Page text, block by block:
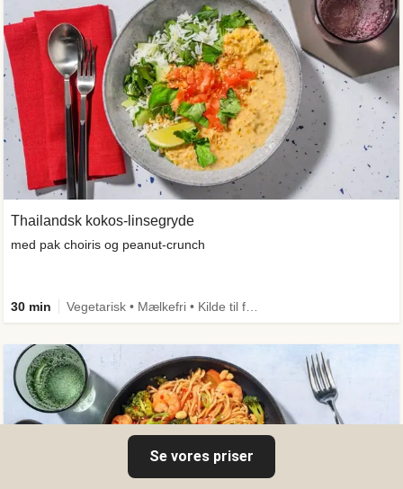
Thailandsk kokos-linsegryde
med pak choiris og peanut-crunch
30 min
Se vores priser